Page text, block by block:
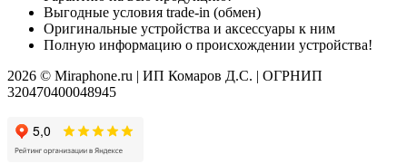
Выгодные условия trade-in (обмен)
Оригинальные устройства и аксессуары к ним
Полную информацию о происхождении устройства!
2026 © Miraphone.ru | ИП Комаров Д.С. | ОГРНИП
320470400048945